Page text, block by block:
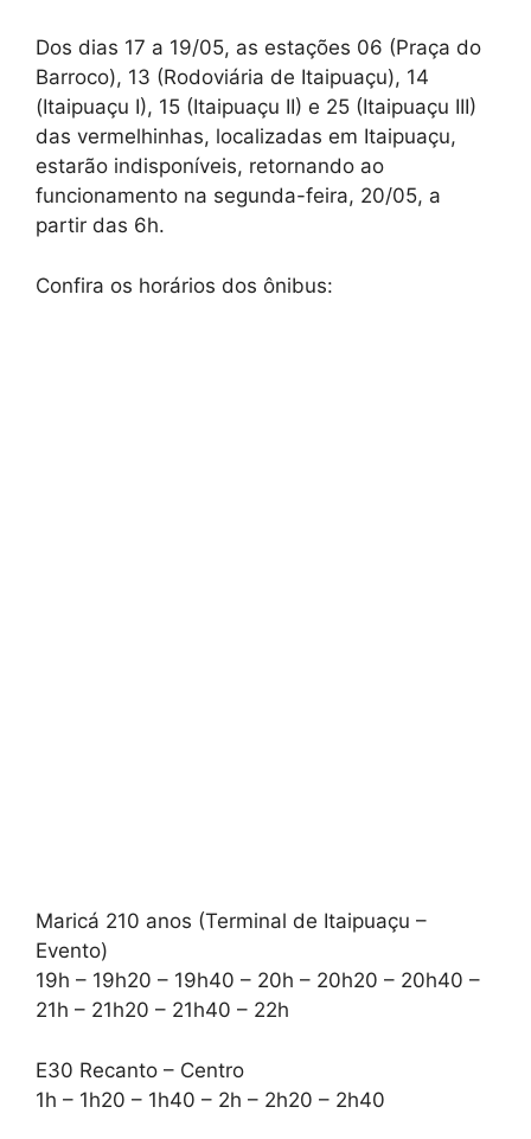
Dos dias 17 a 19/05, as estações 06 (Praça do
Barroco), 13 (Rodoviária de Itaipuaçu), 14
(Itaipuaçu I), 15 (Itaipuaçu II) e 25 (Itaipuaçu III)
das vermelhinhas, localizadas em Itaipuaçu,
estarão indisponíveis, retornando ao
funcionamento na segunda-feira, 20/05, a
partir das 6h.
Confira os horários dos ônibus:
Maricá 210 anos (Terminal de Itaipuaçu –
Evento)
19h – 19h20 – 19h40 – 20h – 20h20 – 20h40 –
21h – 21h20 – 21h40 – 22h
E30 Recanto – Centro
1h – 1h20 – 1h40 – 2h – 2h20 – 2h40